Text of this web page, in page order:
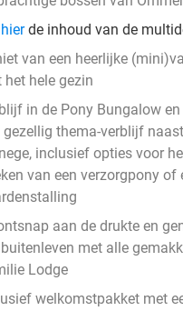
hierde inhoud van de
van een heerlijke
het hele gezin
in de Pony Bungalow en
gezellig thema-verblijf
inclusief opties voor
van een verzorgpony of
aan de drukte en
met alle
Lodge
welkomstpakket met